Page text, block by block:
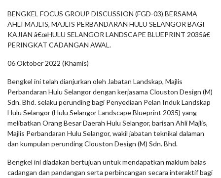
BENGKEL FOCUS GROUP DISCUSSION (FGD-03) BERSAMA
AHLI MAJLIS, MAJLIS PERBANDARAN HULU SELANGOR BAGI
KAJIAN â€œHULU SELANGOR LANDSCAPE BLUEPRINT 2035â€
PERINGKAT CADANGAN AWAL.
06 Oktober 2022 (Khamis)
Bengkel ini telah dianjurkan oleh Jabatan Landskap, Majlis
Perbandaran Hulu Selangor dengan kerjasama Clouston Design (M)
Sdn. Bhd. selaku perunding bagi Penyediaan Pelan Induk Landskap
Hulu Selangor (Hulu Selangor Landscape Blueprint 2035) yang
melibatkan Orang Besar Daerah Hulu Selangor, barisan Ahli Majlis,
Majlis Perbandaran Hulu Selangor, wakil jabatan teknikal dalaman
dan kumpulan perunding Clouston Design (M) Sdn. Bhd.
Bengkel ini diadakan bertujuan untuk mendapatkan maklum balas
cadangan dan pandangan serta perbincangan secara interaktif bagi